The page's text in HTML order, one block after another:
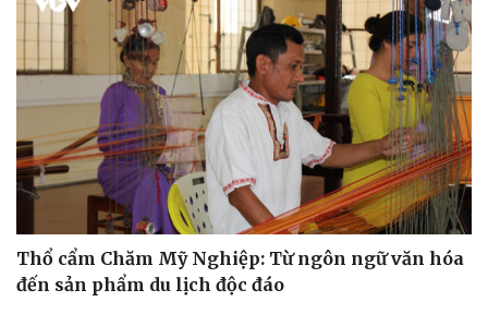
Văn hóa
Sân khấu - Điện ảnh
Văn học
Âm nhạc
Di sản
Giải trí
Nghệ sĩ
Thời trang
Sao Việt
Thổ cẩm Chăm Mỹ Nghiệp: Từ ngôn ngữ văn hóa
đến sản phẩm du lịch độc đáo